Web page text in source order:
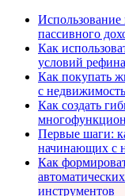
Использование
пассивного
Как
условий
Как покупать
с
Как создать
Первые шаги:
начинающих с
Как
инструментов